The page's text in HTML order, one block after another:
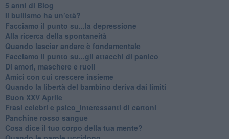
​5 anni di Blog
​Il bullismo ha un’età?
Facciamo il punto su...la depressione
​Alla ricerca della spontaneità
​Quando lasciar andare è fondamentale
Facciamo il punto su...gli attacchi di panico
Di amori, maschere e ruoli
​Amici con cui crescere insieme
​Quando la libertà del bambino deriva dai limiti
Buon XXV Aprile
​Frasi celebri e psico_interessanti di cartoni
​Panchine rosso sangue
​Cosa dice il tuo corpo della tua mente?